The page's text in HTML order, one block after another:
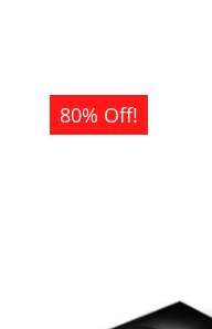
80% Off!